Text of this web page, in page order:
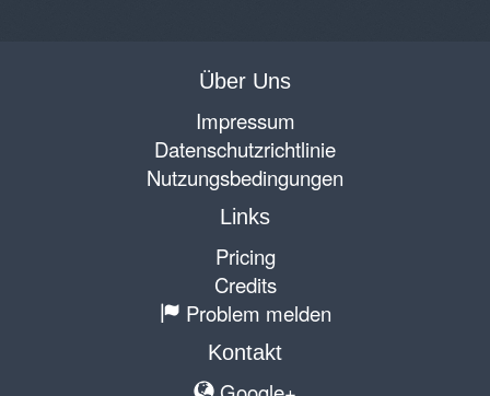
Über Uns
Impressum
Datenschutzrichtlinie
Nutzungsbedingungen
Links
Pricing
Credits
Problem melden
Kontakt